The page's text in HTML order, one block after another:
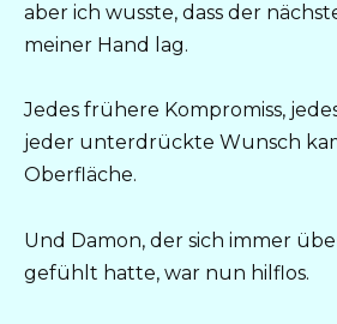
aber ich wusste, dass der
meiner Hand lag.
Jedes frühere Kompromiss,
jeder unterdrückte Wunsch
Oberfläche.
Und Damon, der sich immer
gefühlt hatte, war nun hilflos.